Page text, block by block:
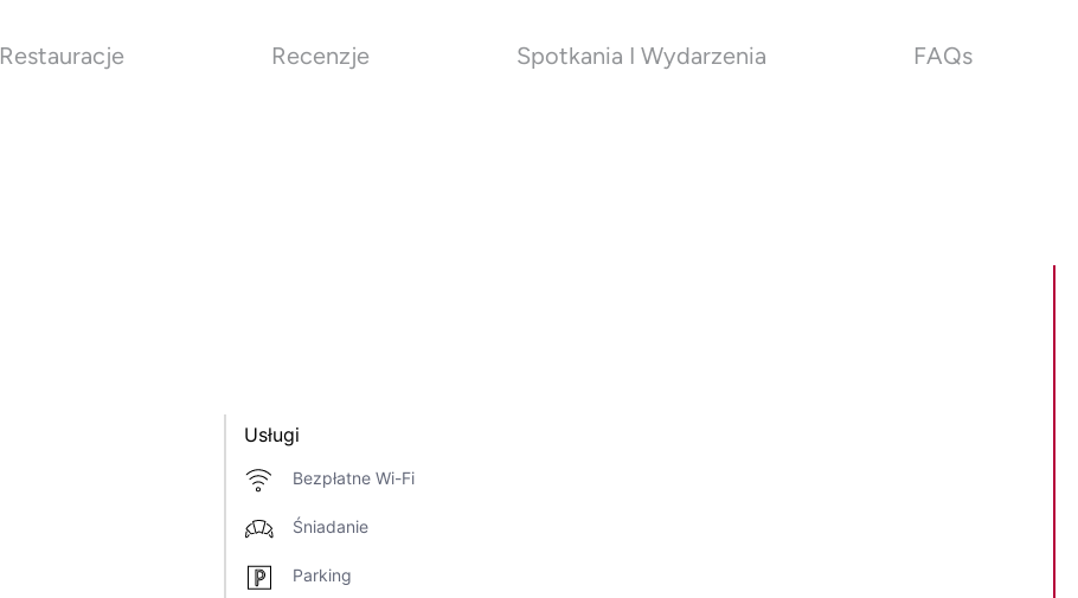
Restauracje Recenzje Spotkania I Wydarzenia FAQs
Usługi
Bezpłatne Wi-Fi
Śniadanie
Parking